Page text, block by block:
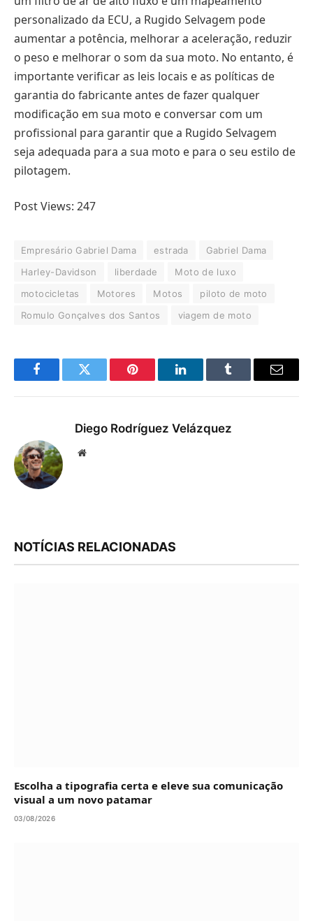
personalizado da ECU, a Rugido Selvagem pode
aumentar a potência, melhorar a aceleração, reduzir
o peso e melhorar o som da sua moto. No entanto, é
importante verificar as leis locais e as políticas de
garantia do fabricante antes de fazer qualquer
modificação em sua moto e conversar com um
profissional para garantir que a Rugido Selvagem
seja adequada para a sua moto e para o seu estilo de
pilotagem.
Post Views: 247
Empresário Gabriel Dama estrada
Gabriel Dama
Harley-Davidson
liberdade
Moto de luxo
motocicletas
Motores Motos
piloto de moto
Romulo Gonçalves dos Santos
viagem de moto
FacebookTwitter Pinterest LinkedInTumblr Email
Diego Rodríguez Velázquez
Website
NOTÍCIAS RELACIONADAS
Escolha a tipografia certa e eleve sua comunicação
visual a um novo patamar
03/08/2026